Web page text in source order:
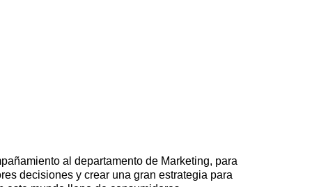
al departamento de Marketing, para
decisiones y crear una gran estrategia para